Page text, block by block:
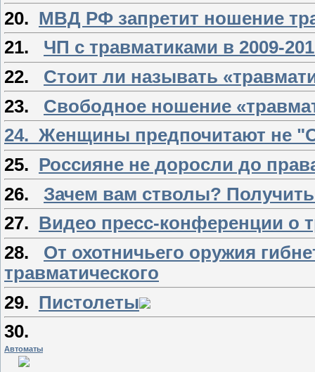
20. МВД РФ запретит ношение
21. ЧП с травматиками в 2009-
22. Стоит ли называть
23. Свободное ношение
24. Женщины предпочитают не
25. Россияне не доросли до
26. Зачем вам стволы?
27. Видео пресс-конференции о
28. От охотничьего оружия
травматического
29. Пистолеты
30.
Автоматы